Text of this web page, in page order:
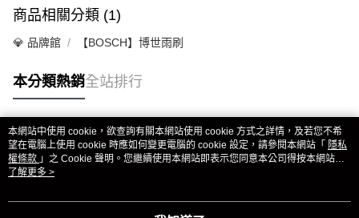
商品相關分類 (1)
💎 品牌館 【BOSCH】博世雨刷
本分類熱銷全站排行
熱門標籤
本網站中使用 cookie，欲查詢有關本網站使用 cookie 方式之詳情，及若您不希
望在電腦上使用 cookie 時應如何變更電腦的 cookie 設定，請參閱本網站「 隱私
權條款 」之 Cookie 聲明。您繼續使用本網站即表示您同意本公司得按本網站使
用條款之 Cookie 聲明使用 cookie。
了解更多 >